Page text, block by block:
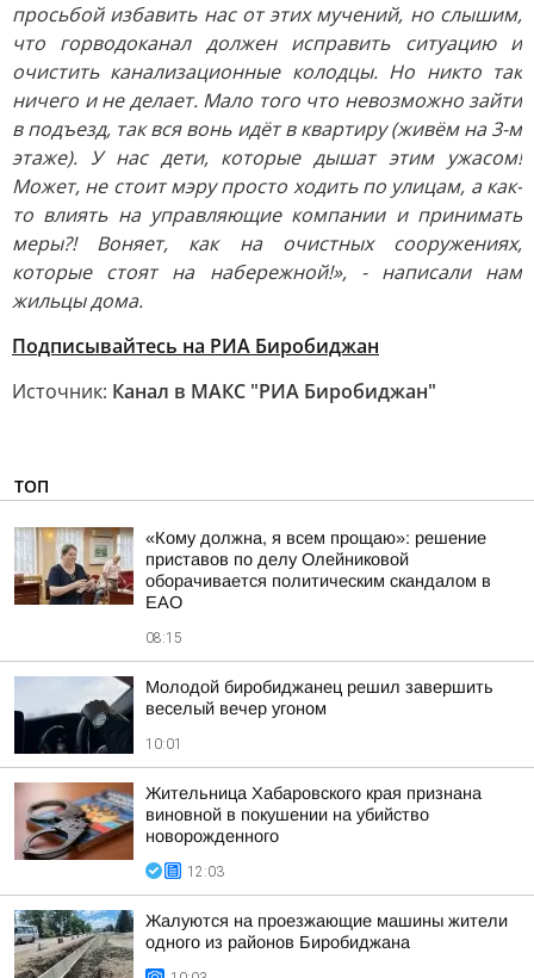
просьбой избавить нас от этих мучений, но слышим,
что горводоканал должен исправить ситуацию и
очистить канализационные колодцы. Но никто так
ничего и не делает. Мало того что невозможно зайти
в подъезд, так вся вонь идёт в квартиру (живём на 3-м
этаже). У нас дети, которые дышат этим ужасом!
Может, не стоит мэру просто ходить по улицам, а как-
то влиять на управляющие компании и принимать
меры?! Воняет, как на очистных сооружениях,
которые стоят на набережной!», - написали нам
жильцы дома.
Подписывайтесь на РИА Биробиджан
Источник: Канал в МАКС "РИА Биробиджан"
ТОП
«Кому должна, я всем прощаю»: решение
приставов по делу Олейниковой
оборачивается политическим скандалом в
ЕАО
08:15
Молодой биробиджанец решил завершить
веселый вечер угоном
10:01
Жительница Хабаровского края признана
виновной в покушении на убийство
новорожденного
12:03
Жалуются на проезжающие машины жители
одного из районов Биробиджана